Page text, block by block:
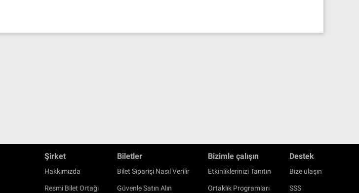
Şirket
Hakkımızda
Resmi Bilet Ortağı
Biletler
Bilet Siparişi Nasıl Verilir
Güvenle Satın Alın
Bizimle çalışın
Etkinliklerinizi Tanıtın
Ortaklık Programları
Destek
Bize ulaşın
SSS